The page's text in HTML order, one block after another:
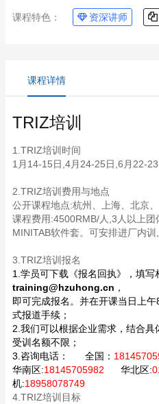
课程特色： 资深讲师
课程详情
TRIZ培训
1.TRIZ培训时间
1月14-15日,4月24-25日,6月22-
2.TRIZ培训费用与地点
公开课程地点:杭州、上海、北京
课程费用:4500RMB/人,3人以上
MINITAB软件套。可安排进厂内训,
3.TRIZ培训报名
1.学员可下载《报名回执》，填写
training@hzuhong.cn ，
即可完成报名。并在开课当日上
式报道手续；
2.我们可以根据企业需求，结合具
受训名额不限；
3.咨询电话：
全国：
华南区:18145705982 华北区:
机:18958078749
4.TRIZ培训目标